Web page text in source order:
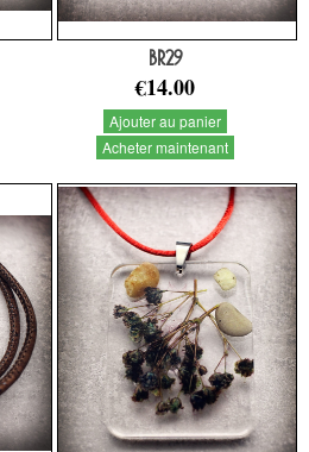
BR29
€14.00
Ajouter au panier
Acheter maintenant